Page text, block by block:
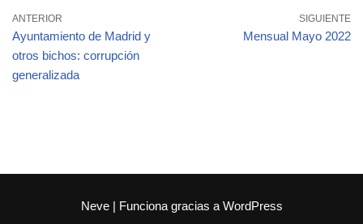
ANTERIOR
Ayuntamiento de Madrid y
otros bichos: corrupción
generalizada
SIGUIENTE
Mensual Mayo 2022
Neve| Funciona gracias a WordPress